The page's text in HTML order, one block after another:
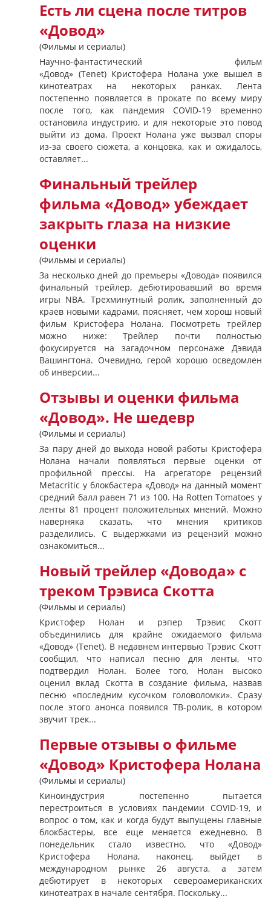
Есть ли сцена после титров
«Довод»
(Фильмы и сериалы)
Научно-фантастический фильм
«Довод» (Tenet) Кристофера Нолана уже вышел в
кинотеатрах на некоторых ранках. Лента
постепенно появляется в прокате по всему миру
после того, как пандемия COVID-19 временно
остановила индустрию, и для некоторые это повод
выйти из дома. Проект Нолана уже вызвал споры
из-за своего сюжета, а концовка, как и ожидалось,
оставляет...
Финальный трейлер
фильма «Довод» убеждает
закрыть глаза на низкие
оценки
(Фильмы и сериалы)
За несколько дней до премьеры «Довода» появился
финальный трейлер, дебютировавший во время
игры NBA. Трехминутный ролик, заполненный до
краев новыми кадрами, поясняет, чем хорош новый
фильм Кристофера Нолана. Посмотреть трейлер
можно ниже: Трейлер почти полностью
фокусируется на загадочном персонаже Дэвида
Вашингтона. Очевидно, герой хорошо осведомлен
об инверсии...
Отзывы и оценки фильма
«Довод». Не шедевр
(Фильмы и сериалы)
За пару дней до выхода новой работы Кристофера
Нолана начали появляться первые оценки от
профильной прессы. На агрегаторе рецензий
Metacritic у блокбастера «Довод» на данный момент
средний балл равен 71 из 100. На Rotten Tomatoes у
ленты 81 процент положительных мнений. Можно
наверняка сказать, что мнения критиков
разделились. С выдержками из рецензий можно
ознакомиться...
Новый трейлер «Довода» с
треком Трэвиса Скотта
(Фильмы и сериалы)
Кристофер Нолан и рэпер Трэвис Скотт
объединились для крайне ожидаемого фильма
«Довод» (Tenet). В недавнем интервью Трэвис Скотт
сообщил, что написал песню для ленты, что
подтвердил Нолан. Более того, Нолан высоко
оценил вклад Скотта в создание фильма, назвав
песню «последним кусочком головоломки». Сразу
после этого анонса появился ТВ-ролик, в котором
звучит трек...
Первые отзывы о фильме
«Довод» Кристофера Нолана
(Фильмы и сериалы)
Киноиндустрия постепенно пытается
перестроиться в условиях пандемии COVID-19, и
вопрос о том, как и когда будут выпущены главные
блокбастеры, все еще меняется ежедневно. В
понедельник стало известно, что «Довод»
Кристофера Нолана, наконец, выйдет в
международном рынке 26 августа, а затем
дебютирует в некоторых североамериканских
кинотеатрах в начале сентября. Поскольку...